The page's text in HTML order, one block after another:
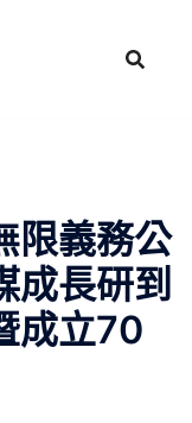
限義務公
成長研到
成立70